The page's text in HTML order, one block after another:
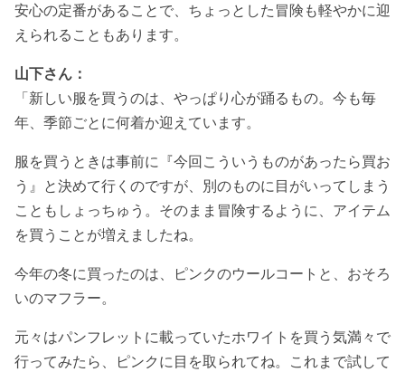
安心の定番があることで、ちょっとした冒険も軽やかに迎
えられることもあります。
山下さん：
「新しい服を買うのは、やっぱり心が踊るもの。今も毎
年、季節ごとに何着か迎えています。
服を買うときは事前に『今回こういうものがあったら買お
う』と決めて行くのですが、別のものに目がいってしまう
こともしょっちゅう。そのまま冒険するように、アイテム
を買うことが増えましたね。
今年の冬に買ったのは、ピンクのウールコートと、おそろ
いのマフラー。
元々はパンフレットに載っていたホワイトを買う気満々で
行ってみたら、ピンクに目を取られてね。これまで試して